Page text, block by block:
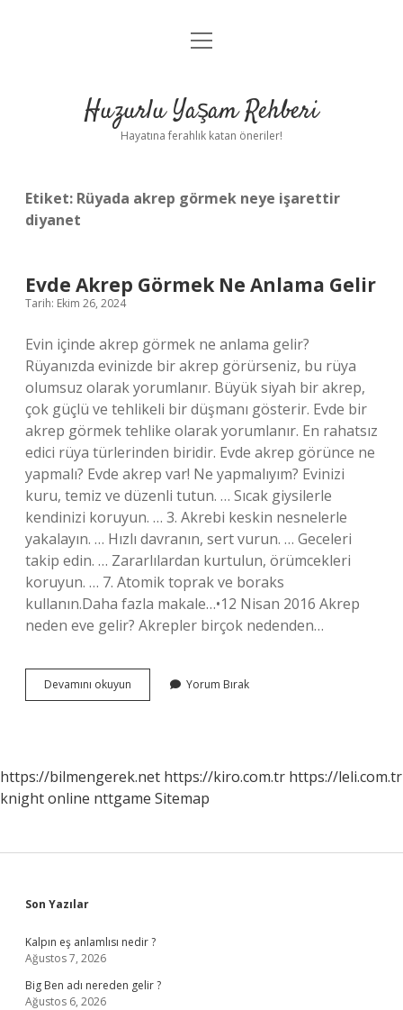
Anasayfa
Yasal Uyarı
menüyü
Huzurlu Yaşam Rehberi
Hayatına ferahlık katan öneriler!
Etiket: Rüyada akrep görmek neye işarettir
diyanet
Evde Akrep Görmek Ne Anlama Gelir
Tarih: Ekim 26, 2024
Evin içinde akrep görmek ne anlama gelir?
Rüyanızda evinizde bir akrep görürseniz, bu rüya
olumsuz olarak yorumlanır. Büyük siyah bir akrep,
çok güçlü ve tehlikeli bir düşmanı gösterir. Evde bir
akrep görmek tehlike olarak yorumlanır. En rahatsız
edici rüya türlerinden biridir. Evde akrep görünce ne
yapmalı? Evde akrep var! Ne yapmalıyım? Evinizi
kuru, temiz ve düzenli tutun. … Sıcak giysilerle
kendinizi koruyun. … 3. Akrebi keskin nesnelerle
yakalayın. … Hızlı davranın, sert vurun. … Geceleri
takip edin. … Zararlılardan kurtulun, örümcekleri
koruyun. … 7. Atomik toprak ve boraks
kullanın.Daha fazla makale…•12 Nisan 2016 Akrep
neden eve gelir? Akrepler birçok nedenden…
Devamını okuyun
Akrep
Yorum Bırak
https://bilmengerek.net https://kiro.com.tr https://leli.com.tr
knight online nttgame Sitemap
Sidebar
Son Yazılar
Kalpın eş anlamlısı nedir ?
Ağustos 7, 2026
Big Ben adı nereden gelir ?
Ağustos 6, 2026